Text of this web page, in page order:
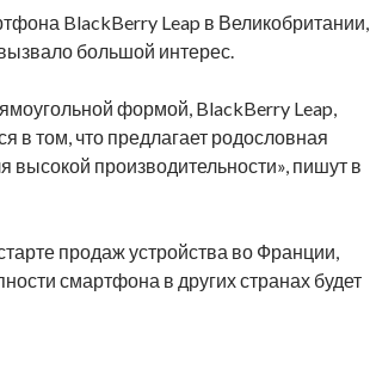
BlackBerry Leap в Великобритании,
большой интерес.
формой, BlackBerry Leap,
в том, что предлагает родословная
производительности», пишут в
продаж устройства во Франции,
смартфона в других странах будет